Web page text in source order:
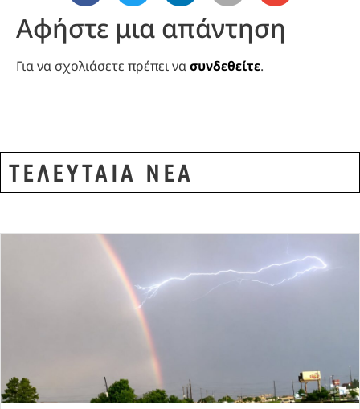
Αφήστε μια απάντηση
Για να σχολιάσετε πρέπει νασυνδεθείτε.
ΤΕΛΕΥΤΑΙΑ ΝΕΑ